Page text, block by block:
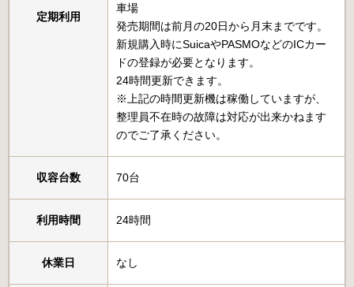
定期利用
車場
発売期間は前月の20日から月末までです。
新規購入時にSuicaやPASMOなどのICカー
ドの登録が必要となります。
24時間更新できます。
※上記の時間更新機は稼働していますが、
整理員不在時の故障は対応が出来かねます
のでご了承ください。
収容台数 70台
利用時間 24時間
休業日 なし